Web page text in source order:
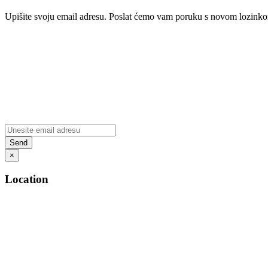
Upišite svoju email adresu. Poslat ćemo vam poruku s novom
×
Location